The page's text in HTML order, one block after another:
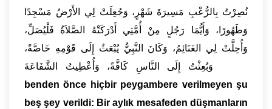
نُصِرْتُ بِالرُّعْبِ مَسِيرَةَ شَهْرٍ، وَجُعِلَتْ لِي الأَرْضُ مَسْجِدًا
وَطَهُورًا، وَأَيُّمَا رَجُلٍ مِنْ أُمَّتِي أَدْرَكَتْهُ الصَّلاَةُ فَلْيُصَلِّ،
وَأُحِلَّتْ لِي الغَنَائِمُ، وَكَانَ النَّبِيُّ يُبْعَثُ إِلَى قَوْمِهِ خَاصَّةً،
benden önce hiçbir peygambere verilmeyen şu
beş şey verildi: Bir aylık mesafeden düşmanların